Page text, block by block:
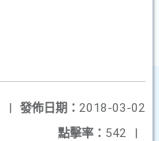
發佈日期： 2018-03-02
|
點擊率： 542 |